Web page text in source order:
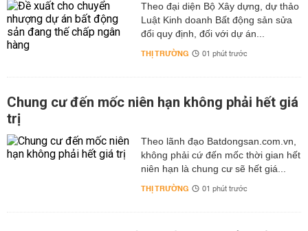
Theo đại diện Bộ Xây dựng, dự thảo
Luật Kinh doanh Bất động sản sửa
đổi quy định, đối với dự án...
THỊ TRƯỜNG 01 phút trước
Chung cư đến mốc niên hạn không phải hết giá
trị
Theo lãnh đạo Batdongsan.com.vn,
không phải cứ đến mốc thời gian hết
niên hạn là chung cư sẽ hết giá...
THỊ TRƯỜNG 01 phút trước